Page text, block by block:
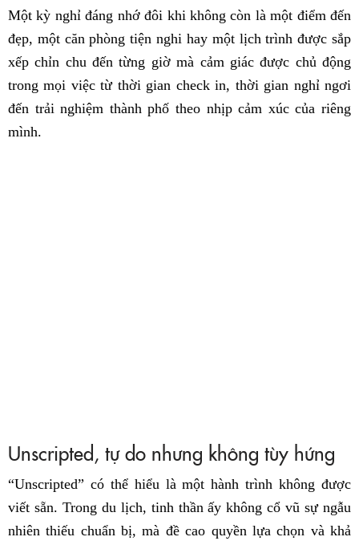
Một kỳ nghỉ đáng nhớ đôi khi không còn là một điểm đến
đẹp, một căn phòng tiện nghi hay một lịch trình được sắp
xếp chỉn chu đến từng giờ mà cảm giác được chủ động
trong mọi việc từ thời gian check in, thời gian nghỉ ngơi
đến trải nghiệm thành phố theo nhịp cảm xúc của riêng
mình.
Unscripted, tự do nhưng không tùy hứng
“Unscripted” có thể hiểu là một hành trình không được
viết sẵn. Trong du lịch, tinh thần ấy không cổ vũ sự ngẫu
nhiên thiếu chuẩn bị, mà đề cao quyền lựa chọn và khả